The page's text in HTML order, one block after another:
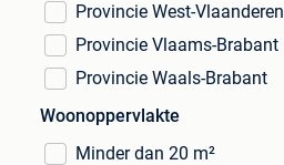
Provincie West-Vlaanderen
Provincie Vlaams-Brabant
Provincie Waals-Brabant
Woonoppervlakte
Minder dan 20 m²